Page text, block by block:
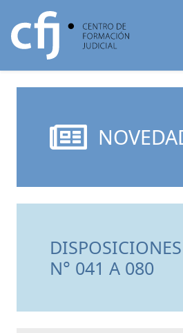
DISPOSICIONES
N° 041 A 080